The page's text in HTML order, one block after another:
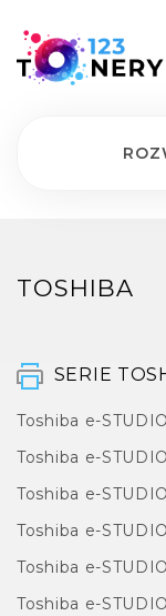
TOSHIBA
SERIE
Toshiba e-
Toshiba e-
Toshiba e-
Toshiba e-
Toshiba e-
Toshiba e-